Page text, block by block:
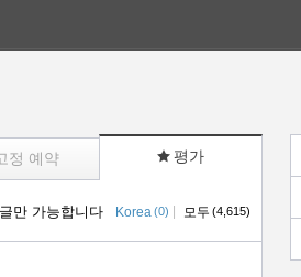
정 예약 평가
만 가능합니다 Korea(0) | 모두 (4,615)